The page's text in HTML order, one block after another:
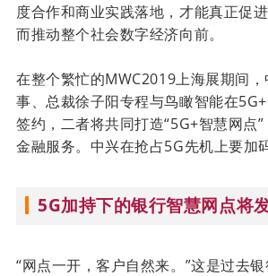
度合作和商业实践落地，才能真正促
而推动整个社会数字经济向前。
在整个繁忙的MWC2019上海展期间
事、总裁徐子阳专程与鸟瞰智能在
签约，二者将共同打造“5G+智慧网点
金融服务。 中兴在抢占5G先机上要加
5G加持下的银行智慧网点将
“网点一开，客户自然来。 ”这是过去
贸金书城
贸金公众号
贸金APP